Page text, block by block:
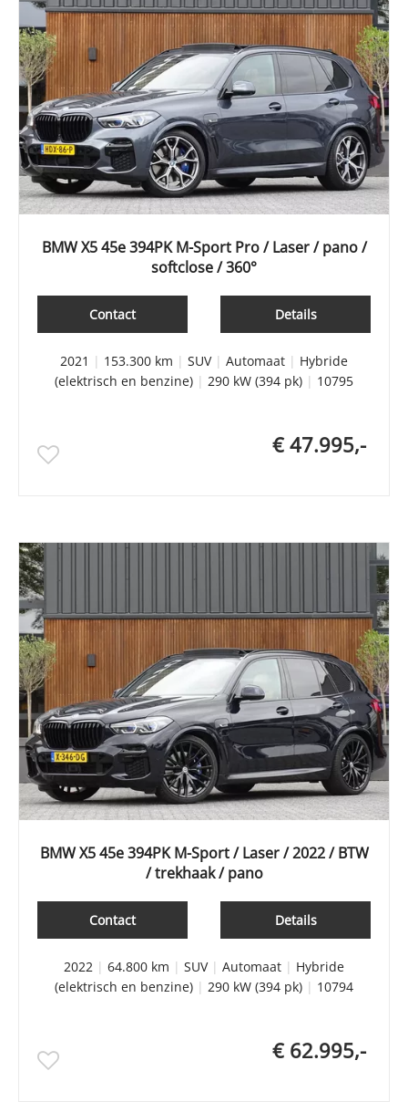
BMW X5 45e 394PK M-Sport Pro / Laser / pano /
softclose / 360°
Details
Contact
2021 | 153.300 km | SUV| Automaat | Hybride
(elektrisch en benzine) | 290 kW (394 pk) | 10795
€ 47.995,-
BMW X5 45e 394PK M-Sport / Laser / 2022 / BTW
/ trekhaak / pano
Details
Contact
2022 | 64.800 km | SUV| Automaat | Hybride
(elektrisch en benzine) | 290 kW (394 pk) | 10794
€ 62.995,-